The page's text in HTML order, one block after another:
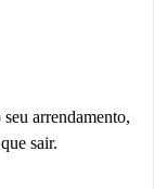
arrendamento,
sair.